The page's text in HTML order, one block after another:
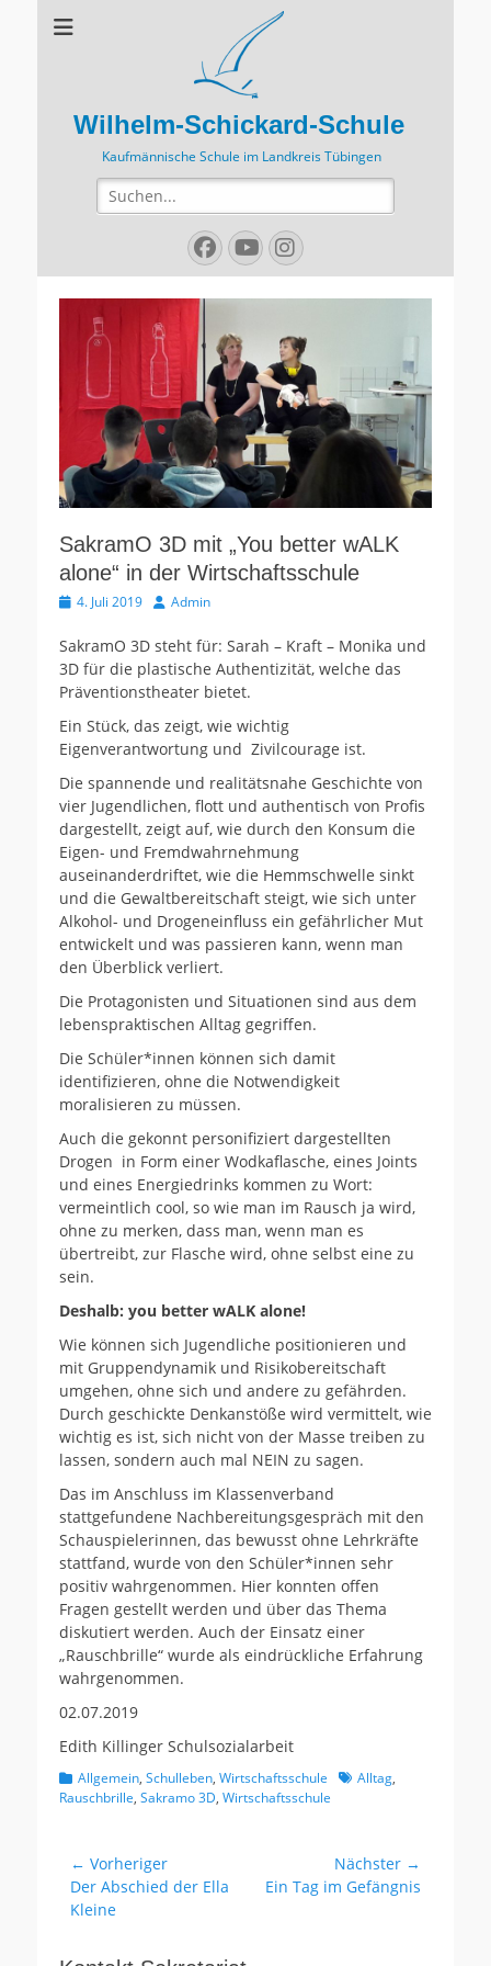
Wilhelm-Schickard-Schule
Kaufmännische Schule im Landkreis Tübingen
Suchen
nach:
Facebook
YouTube
Instagram
SakramO 3D mit „You better wALK
alone“ in der Wirtschaftsschule
Veröffentlicht
4. Juli 2019 AutorAdmin
SakramO 3D steht für: Sarah – Kraft – Monika und
3D für die plastische Authentizität, welche das
Präventionstheater bietet.
Ein Stück, das zeigt, wie wichtig
Eigenverantwortung und Zivilcourage ist.
Die spannende und realitätsnahe Geschichte von
vier Jugendlichen, flott und authentisch von Profis
dargestellt, zeigt auf, wie durch den Konsum die
Eigen- und Fremdwahrnehmung
auseinanderdriftet, wie die Hemmschwelle sinkt
und die Gewaltbereitschaft steigt, wie sich unter
Alkohol- und Drogeneinfluss ein gefährlicher Mut
entwickelt und was passieren kann, wenn man
den Überblick verliert.
Die Protagonisten und Situationen sind aus dem
lebenspraktischen Alltag gegriffen.
Die Schüler*innen können sich damit
identifizieren, ohne die Notwendigkeit
moralisieren zu müssen.
Auch die gekonnt personifiziert dargestellten
Drogen in Form einer Wodkaflasche, eines Joints
und eines Energiedrinks kommen zu Wort:
vermeintlich cool, so wie man im Rausch ja wird,
ohne zu merken, dass man, wenn man es
übertreibt, zur Flasche wird, ohne selbst eine zu
sein.
Deshalb: you better wALK alone!
Wie können sich Jugendliche positionieren und
mit Gruppendynamik und Risikobereitschaft
umgehen, ohne sich und andere zu gefährden.
Durch geschickte Denkanstöße wird vermittelt, wie
wichtig es ist, sich nicht von der Masse treiben zu
lassen, sondern auch mal NEIN zu sagen.
Das im Anschluss im Klassenverband
stattgefundene Nachbereitungsgespräch mit den
Schauspielerinnen, das bewusst ohne Lehrkräfte
stattfand, wurde von den Schüler*innen sehr
positiv wahrgenommen. Hier konnten offen
Fragen gestellt werden und über das Thema
diskutiert werden. Auch der Einsatz einer
„Rauschbrille“ wurde als eindrückliche Erfahrung
wahrgenommen.
02.07.2019
Edith Killinger Schulsozialarbeit
Kategorien
Allgemein, Schulleben, Wirtschaftsschule Schlagworte
Alltag,
Rauschbrille, Sakramo 3D, Wirtschaftsschule
Beitragsnavigation
← Vorheriger
Vorheriger
Beitrag:
Der Abschied der Ella
Kleine
Nächster →
Nächster
Ein Tag im Gefängnis